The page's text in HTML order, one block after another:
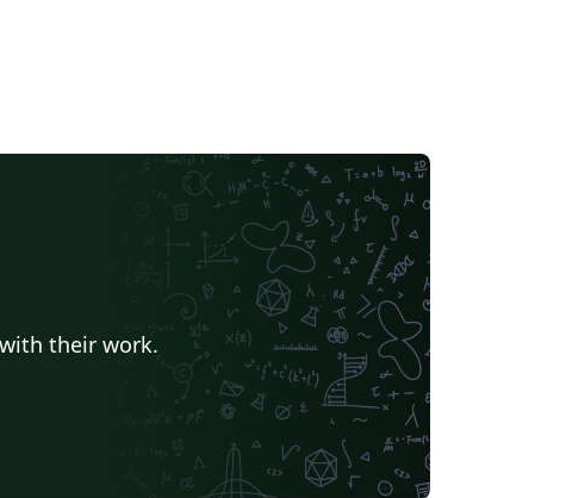
their work.